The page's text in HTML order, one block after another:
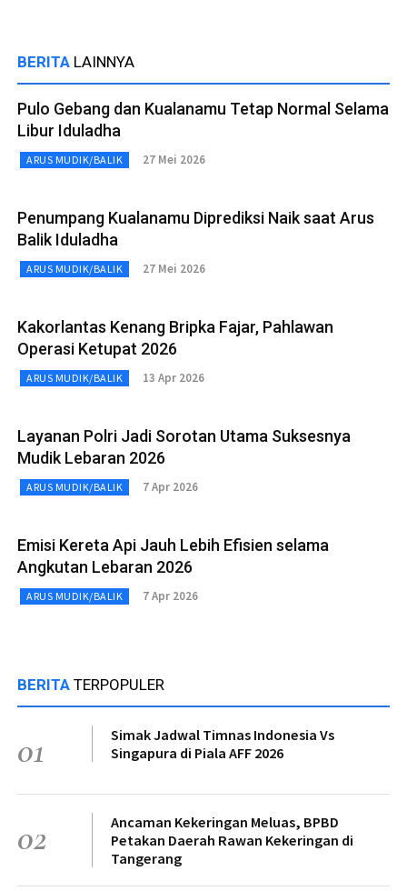
BERITA LAINNYA
Pulo Gebang dan Kualanamu Tetap Normal Selama
Libur Iduladha
ARUS MUDIK/BALIK 27 Mei 2026
Penumpang Kualanamu Diprediksi Naik saat Arus
Balik Iduladha
ARUS MUDIK/BALIK 27 Mei 2026
Kakorlantas Kenang Bripka Fajar, Pahlawan
Operasi Ketupat 2026
ARUS MUDIK/BALIK 13 Apr 2026
Layanan Polri Jadi Sorotan Utama Suksesnya
Mudik Lebaran 2026
ARUS MUDIK/BALIK 7 Apr 2026
Emisi Kereta Api Jauh Lebih Efisien selama
Angkutan Lebaran 2026
ARUS MUDIK/BALIK 7 Apr 2026
BERITA TERPOPULER
01
Simak Jadwal Timnas Indonesia Vs
Singapura di Piala AFF 2026
02
Ancaman Kekeringan Meluas, BPBD
Petakan Daerah Rawan Kekeringan di
Tangerang